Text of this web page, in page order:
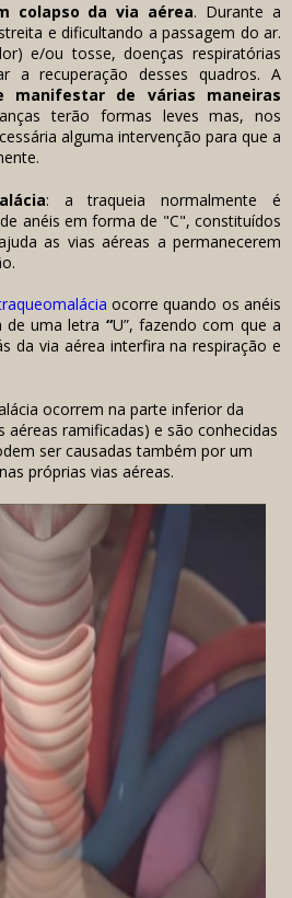
colapso da via aérea. Durante a
e dificultando a passagem do ar.
e/ou tosse, doenças respiratórias
a recuperação desses quadros. A
manifestar de várias maneiras
terão formas leves mas, nos
alguma intervenção para que a
: a traqueia normalmente é
anéis em forma de "C", constituídos
as vias aéreas a permanecerem
ocorre quando os anéis
de uma letra “U”, fazendo com que a
da via aérea interfira na respiração e
ocorrem na parte inferior da
aéreas ramificadas) e são conhecidas
ser causadas também por um
próprias vias aéreas.